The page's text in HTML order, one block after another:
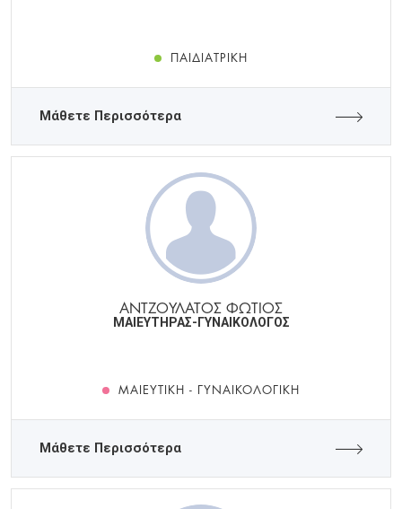
ΠΑΙΔΙΑΤΡΙΚΉ
Μάθετε Περισσότερα
ΑΝΤΖΟΥΛΑΤΟΣ ΦΩΤΙΟΣ
ΜΑΙΕΥΤΗΡΑΣ-ΓΥΝΑΙΚΟΛΟΓΟΣ
ΜΑΙΕΥΤΙΚΉ - ΓΥΝΑΙΚΟΛΟΓΙΚΉ
Μάθετε Περισσότερα